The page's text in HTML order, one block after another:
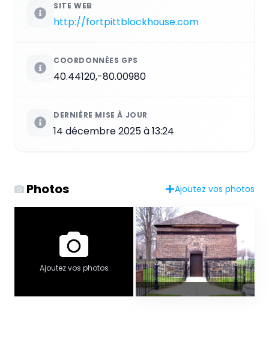
SITE WEB
http://fortpittblockhouse.com
COORDONNÉES GPS
40.44120,-80.00980
DERNIÈRE MISE À JOUR
14 décembre 2025 à 13:24
Photos Ajoutez vos photos
Ajoutez vos photos